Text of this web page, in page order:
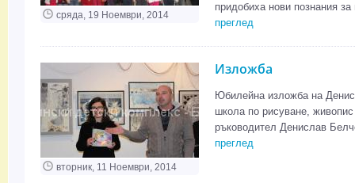
сряда, 19 Ноември, 2014
придобиха нови познания
преглед
вторник, 11 Ноември, 2014
Изложба
Юбилейна изложба на
школа по рисуване,
ръководител Денислав
преглед